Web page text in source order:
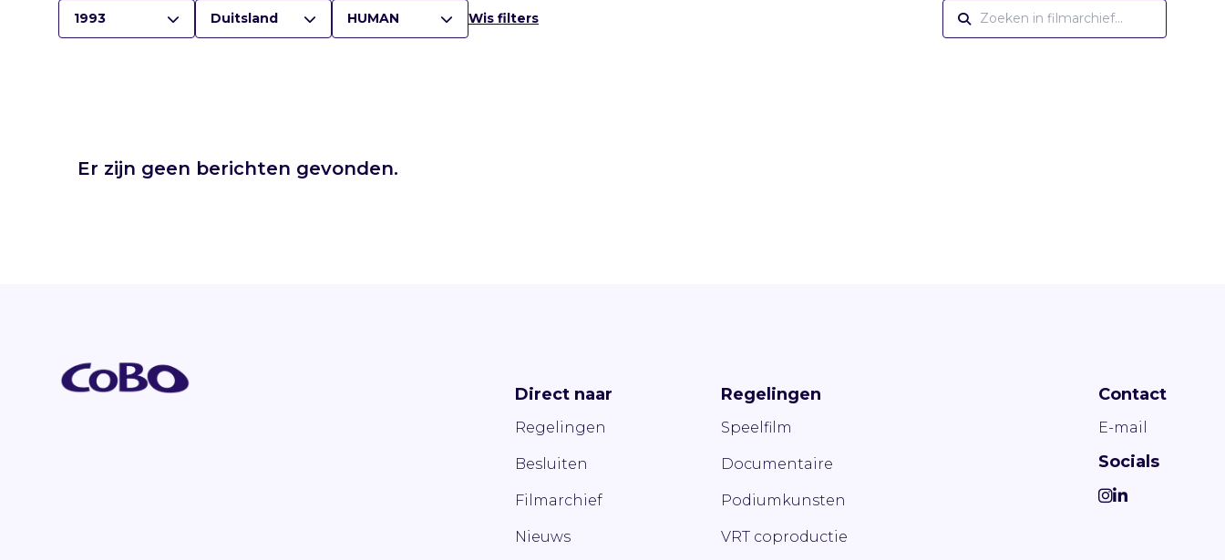
1993 Duitsland HUMAN Wis filters
Er zijn geen berichten gevonden.
Direct naar
Regelingen
Besluiten
Filmarchief
Nieuws
Regelingen
Speelfilm
Documentaire
Podiumkunsten
VRT coproductie
Contact
E-mail
Socials